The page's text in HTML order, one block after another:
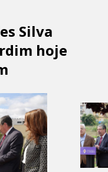
Silva
hoje